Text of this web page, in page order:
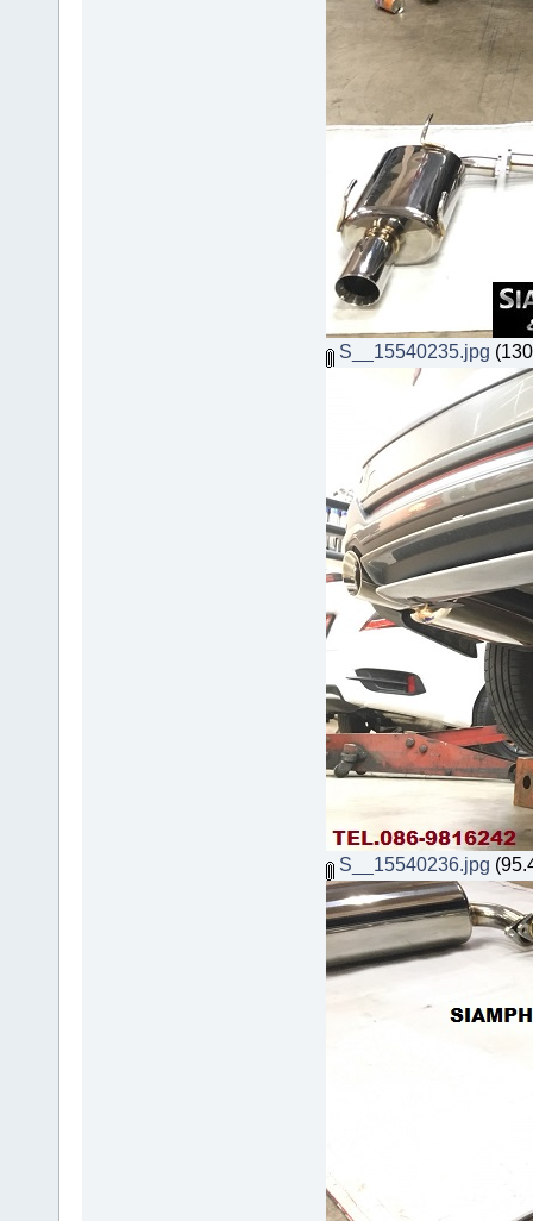
S__15540235.jpg
S__15540236.jpg